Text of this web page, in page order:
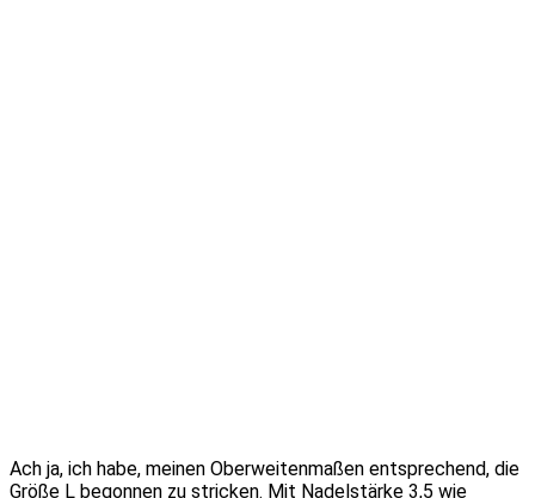
Ach ja, ich habe, meinen Oberweitenmaßen entsprechend, die
Größe L begonnen zu stricken. Mit Nadelstärke 3,5 wie